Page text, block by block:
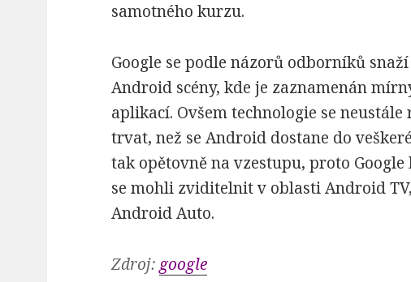
samotného kurzu.
Google se podle názorů odborníků
Android scény, kde je zaznamenán
aplikací. Ovšem technologie se
trvat, než se Android dostane do
tak opětovně na vzestupu, proto
se mohli zviditelnit v oblasti Android
Android Auto.
Zdroj: google